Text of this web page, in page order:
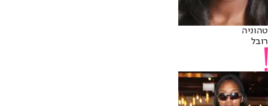
טהוניה
רובל